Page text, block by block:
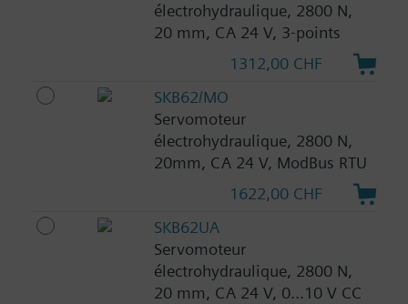
électrohydraulique, 2800 N,
20 mm, CA 24 V, 3-points
1312,00 CHF
SKB62/MO
Servomoteur
électrohydraulique, 2800 N,
20mm, CA 24 V, ModBus RTU
1622,00 CHF
SKB62UA
Servomoteur
électrohydraulique, 2800 N,
20 mm, CA 24 V, 0...10 V CC